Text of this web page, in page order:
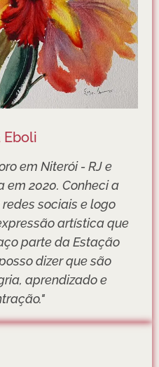
Eboli
em Niterói - RJ e
em 2020. Conheci a
sociais e logo
artística que
parte da Estação
dizer que são
aprendizado e